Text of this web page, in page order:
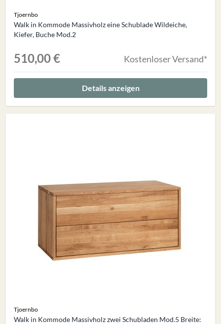
Tjoernbo
Walk in Kommode Massivholz eine Schublade Wildeiche,
Kiefer, Buche Mod.2
510,00 € Kostenloser Versand*
Details anzeigen
Tjoernbo
Walk in Kommode Massivholz zwei Schubladen Mod.5 Breite: